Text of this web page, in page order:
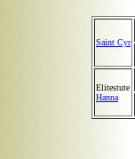
Saint Cyr
Elitestute
Hanna